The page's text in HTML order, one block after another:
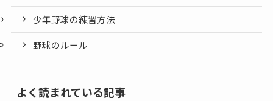
少年野球の練習方法
野球のルール
よく読まれている記事